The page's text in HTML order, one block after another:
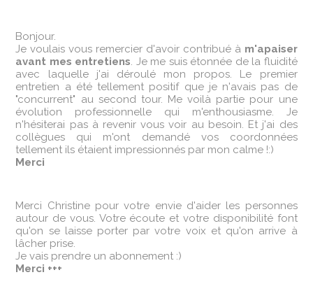
Bonjour.
Je voulais vous remercier d'avoir contribué à m'apaiser
avant mes entretiens. Je me suis étonnée de la fluidité
avec laquelle j'ai déroulé mon propos. Le premier
entretien a été tellement positif que je n'avais pas de
"concurrent" au second tour. Me voilà partie pour une
évolution professionnelle qui m'enthousiasme. Je
n'hésiterai pas à revenir vous voir au besoin. Et j'ai des
collègues qui m'ont demandé vos coordonnées
tellement ils étaient impressionnés par mon calme !:)
Merci
Merci Christine pour votre envie d'aider les personnes
autour de vous. Votre écoute et votre disponibilité font
qu'on se laisse porter par votre voix et qu'on arrive à
lâcher prise.
Je vais prendre un abonnement :)
Merci +++